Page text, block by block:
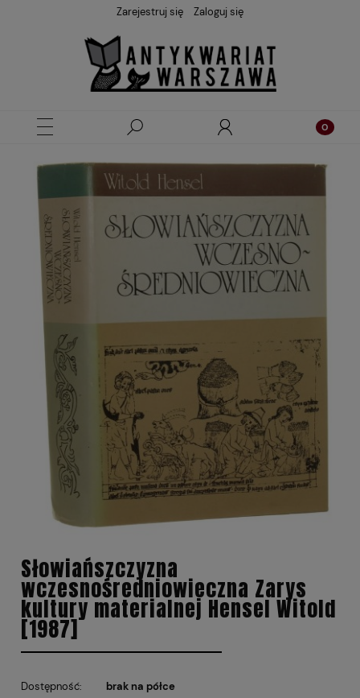
Zarejestruj się Zaloguj się
Słowiańszczyzna
wczesnośredniowieczna Zarys
kultury materialnej Hensel Witold
[1987]
Dostępność: brak na półce